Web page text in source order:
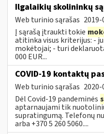
Ilgalaikių skolininkų
Web turinio sąrašas
Į sąrašą įtraukti tokie
atitinka visus kriterijus: -
mokėtojai; - turi
000 EUR...
COVID-19 kontaktų
Web turinio sąrašas
Dėl Covid-19 pandeminės
aptarnaujami tik
supratingumą. Telefonų
arba +370 5 260 5060....